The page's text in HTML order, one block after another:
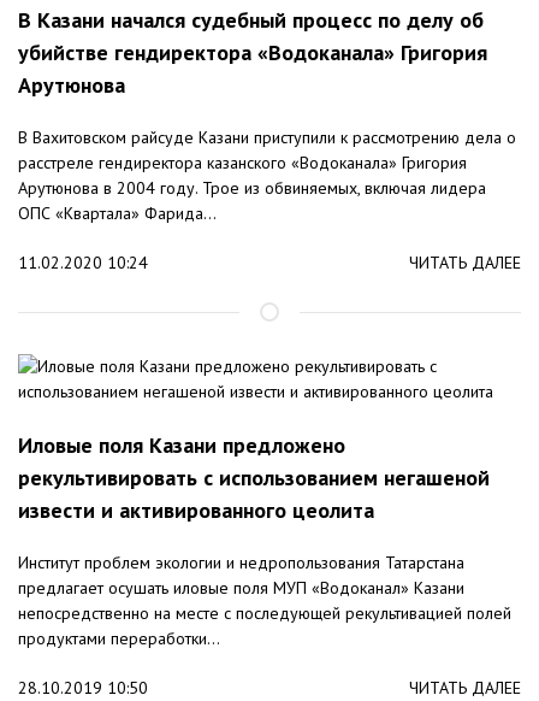
В Казани начался судебный процесс по делу об
убийстве гендиректора «Водоканала» Григория
Арутюнова
В Вахитовском райсуде Казани приступили к рассмотрению дела о
расстреле гендиректора казанского «Водоканала» Григория
Арутюнова в 2004 году. Трое из обвиняемых, включая лидера
ОПС «Квартала» Фарида...
11.02.2020 10:24 ЧИТАТЬ ДАЛЕЕ
Иловые поля Казани предложено
рекультивировать с использованием негашеной
извести и активированного цеолита
Институт проблем экологии и недропользования Татарстана
предлагает осушать иловые поля МУП «Водоканал» Казани
непосредственно на месте с последующей рекультивацией полей
продуктами переработки...
28.10.2019 10:50 ЧИТАТЬ ДАЛЕЕ